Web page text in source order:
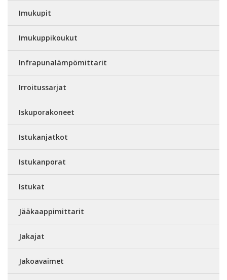
Imukupit
Imukuppikoukut
Infrapunalämpömittarit
Irroitussarjat
Iskuporakoneet
Istukanjatkot
Istukanporat
Istukat
Jääkaappimittarit
Jakajat
Jakoavaimet